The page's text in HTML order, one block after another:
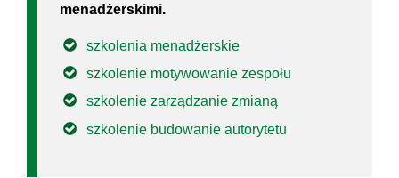
menadżerskimi.
szkolenia menadżerskie
szkolenie motywowanie zespołu
szkolenie zarządzanie zmianą
szkolenie budowanie autorytetu